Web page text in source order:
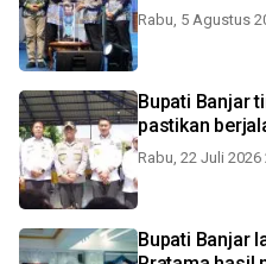
Rabu, 5 Agustus
Bupati Banjar
pastikan
Rabu, 22 Juli 2026
Bupati Banjar